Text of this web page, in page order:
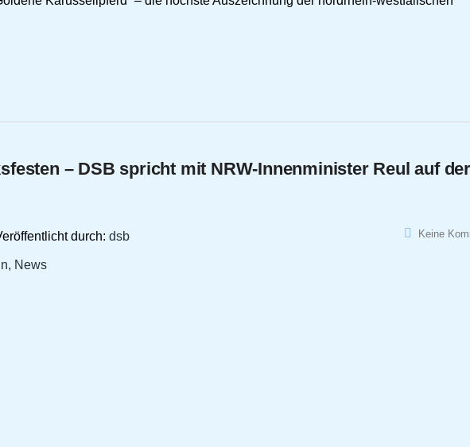
– DSB spricht mit NRW-Innenminister Reul auf der
durch: dsb
News
Keine